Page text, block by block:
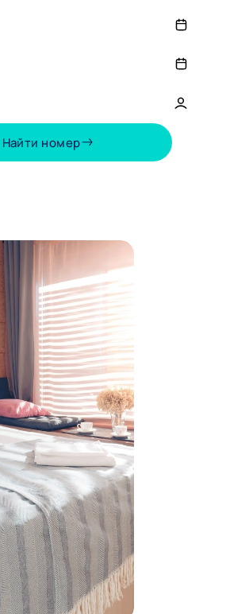
Август, 2026
13 14 15
20 21 22
27 28 29
2 3 4 5
Найти номер